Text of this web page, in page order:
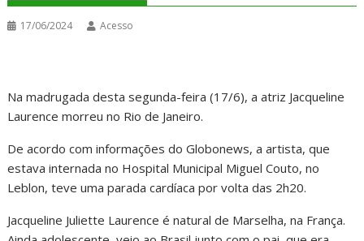
17/06/2024 Acesso
Na madrugada desta segunda-feira (17/6), a atriz Jacqueline
Laurence morreu no Rio de Janeiro.
De acordo com informações do Globonews, a artista, que
estava internada no Hospital Municipal Miguel Couto, no
Leblon, teve uma parada cardíaca por volta das 2h20.
Jacqueline Juliette Laurence é natural de Marselha, na França.